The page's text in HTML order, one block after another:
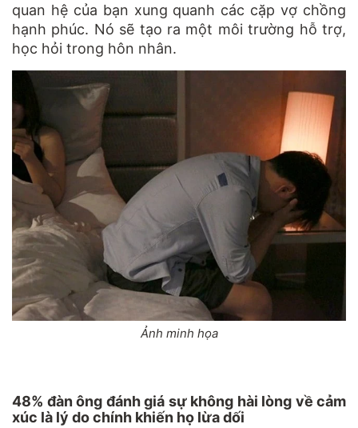
quan hệ của bạn xung quanh các cặp vợ chồng
hạnh phúc. Nó sẽ tạo ra một môi trường hỗ trợ,
học hỏi trong hôn nhân.
Ảnh minh họa
48% đàn ông đánh giá sự không hài lòng về cảm
xúc là lý do chính khiến họ lừa dối